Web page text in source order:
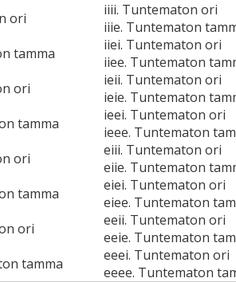
ori
iiii. Tuntematon ori
iiie. Tuntematon
tamma
iiei. Tuntematon ori
iiee. Tuntematon
ori
ieii. Tuntematon ori
ieie. Tuntematon
tamma
ieei. Tuntematon ori
ieee. Tuntematon
ori
eiii. Tuntematon ori
eiie. Tuntematon
tamma
eiei. Tuntematon ori
eiee. Tuntematon
ori
eeii. Tuntematon ori
eeie. Tuntematon
tamma
eeei. Tuntematon ori
eeee. Tuntematon